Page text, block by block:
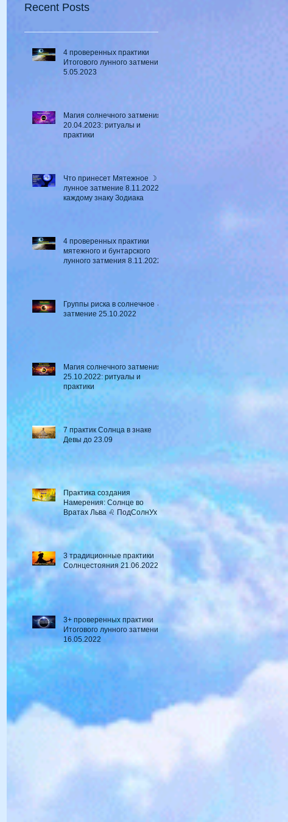
Recent Posts
4 проверенных практики
Итогового лунного затмения
5.05.2023
Магия солнечного затмения
20.04.2023: ритуалы и
практики
Что принесет Мятежное ☽
лунное затмение 8.11.2022
каждому знаку Зодиака
4 проверенных практики
мятежного и бунтарского
лунного затмения 8.11.2022
Группы риска в солнечное ☼
затмение​ 25.10.2022
Магия солнечного затмения
25.10.2022: ритуалы и
практики
7 практик Солнца в знаке
Девы до 23.09
Практика создания
Намерения: Солнце во
Вратах Льва ♌ ПодСолнУх
3 традиционные практики
Солнцестояния 21.06.2022
3+ проверенных практики
Итогового лунного затмения
16.05.2022